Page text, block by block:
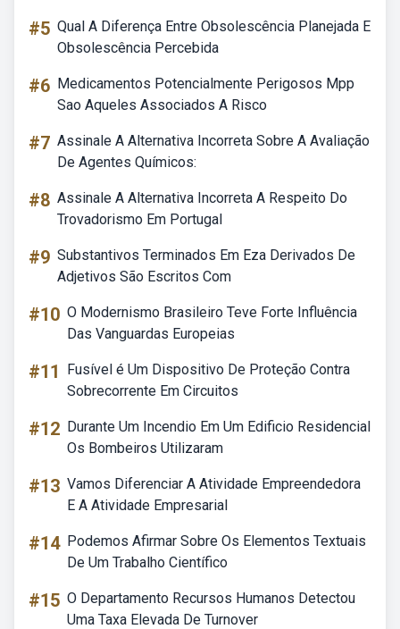
#5 Qual A Diferença Entre Obsolescência Planejada E
Obsolescência Percebida
#6 Medicamentos Potencialmente Perigosos Mpp
Sao Aqueles Associados A Risco
#7 Assinale A Alternativa Incorreta Sobre A Avaliação
De Agentes Químicos:
#8 Assinale A Alternativa Incorreta A Respeito Do
Trovadorismo Em Portugal
#9 Substantivos Terminados Em Eza Derivados De
Adjetivos São Escritos Com
#10 O Modernismo Brasileiro Teve Forte Influência
Das Vanguardas Europeias
#11
Fusível é Um Dispositivo De Proteção Contra
Sobrecorrente Em Circuitos
#12 Durante Um Incendio Em Um Edificio Residencial
Os Bombeiros Utilizaram
#13 Vamos Diferenciar A Atividade Empreendedora
E A Atividade Empresarial
#14 Podemos Afirmar Sobre Os Elementos Textuais
De Um Trabalho Científico
#15 O Departamento Recursos Humanos Detectou
Uma Taxa Elevada De Turnover